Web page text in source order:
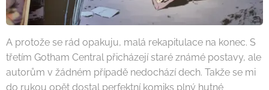
A protože se rád opakuju, malá rekapitulace na konec. S
třetím Gotham Central přicházejí staré známé postavy, ale
autorům v žádném případě nedochází dech. Takže se mi
do rukou opět dostal perfektní komiks plný hutné